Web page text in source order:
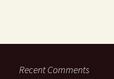
Recent Comments